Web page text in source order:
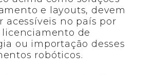
e layouts, devem
acessíveis no país por
licenciamento de
ou importação desses
robóticos.